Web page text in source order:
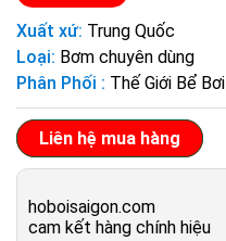
Xuất xứ: Trung Quốc
Loại: Bơm chuyên dùng
Phân Phối : Thế Giới Bể Bơi
Liên hệ mua hàng
hoboisaigon.com
cam kết hàng chính hiệu